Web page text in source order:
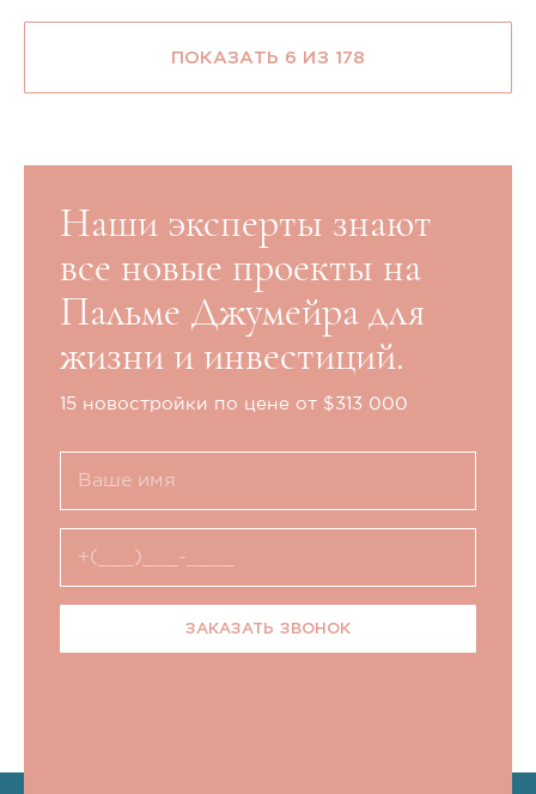
ПОКАЗАТЬ 6 ИЗ 178
Наши эксперты знают
все новые проекты на
Пальме Джумейра для
жизни и инвестиций.
15 новостройки по цене от $313 000
ЗАКАЗАТЬ ЗВОНОК